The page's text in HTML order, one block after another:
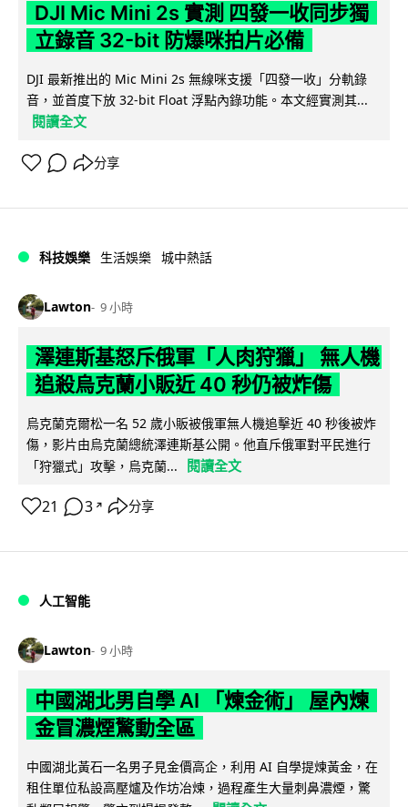
DJI Mic Mini 2s 實測 四發一收同步獨
立錄音 32-bit 防爆咪拍片必備
DJI 最新推出的 Mic Mini 2s 無線咪支援「四發一收」分軌錄
音，並首度下放 32-bit Float 浮點內錄功能。本文經實測其...
閱讀全文
分享
科技娛樂 生活娛樂 城中熱話
Lawton 9 小時
澤連斯基怒斥俄軍「人肉狩獵」 無人機
追殺烏克蘭小販近 40 秒仍被炸傷
烏克蘭克爾松一名 52 歲小販被俄軍無人機追擊近 40 秒後被炸
傷，影片由烏克蘭總統澤連斯基公開。他直斥俄軍對平民進行
「狩獵式」攻擊，烏克蘭...
閱讀全文
21 3 ↗ 分享
人工智能
Lawton 9 小時
中國湖北男自學 AI 「煉金術」 屋內煉
金冒濃煙驚動全區
中國湖北黃石一名男子見金價高企，利用 AI 自學提煉黃金，在
租住單位私設高壓爐及作坊冶煉，過程產生大量刺鼻濃煙，驚